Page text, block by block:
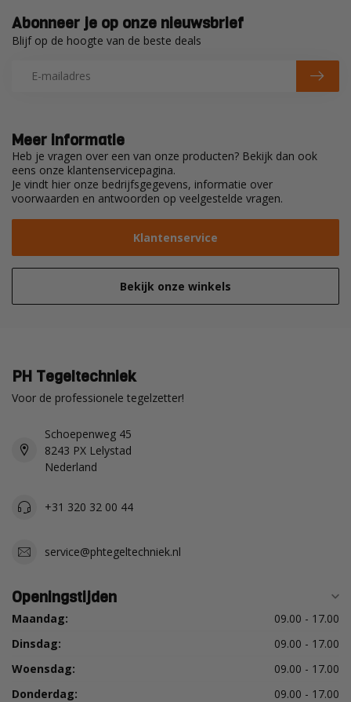
Meer informatie
Heb je vragen over een van onze producten? Bekijk dan ook
eens onze klantenservicepagina.
Je vindt hier onze bedrijfsgegevens, informatie over
voorwaarden en antwoorden op veelgestelde vragen.
Klantenservice
Bekijk onze winkels
Abonneer je op onze nieuwsbrief
Blijf op de hoogte van de beste deals
PH Tegeltechniek
Voor de professionele tegelzetter!
Schoepenweg 45
8243 PX Lelystad
Nederland
+31 320 32 00 44
service@phtegeltechniek.nl
Openingstijden
Maandag:
09.00 - 17.00
Dinsdag:
09.00 - 17.00
Woensdag:
09.00 - 17.00
Donderdag:
09.00 - 17.00